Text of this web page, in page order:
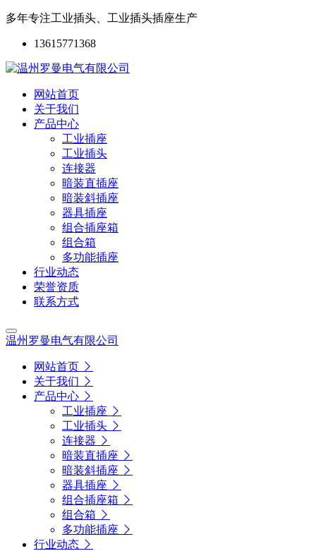
多年专注工业插头、工业插头插座生产
13615771368
网站首页
关于我们
产品中心
工业插座
工业插头
连接器
暗装直插座
暗装斜插座
器具插座
组合插座箱
组合箱
多功能插座
行业动态
荣誉资质
联系方式
温州罗曼电气有限公司
网站首页
关于我们
产品中心
工业插座
工业插头
连接器
暗装直插座
暗装斜插座
器具插座
组合插座箱
组合箱
多功能插座
行业动态